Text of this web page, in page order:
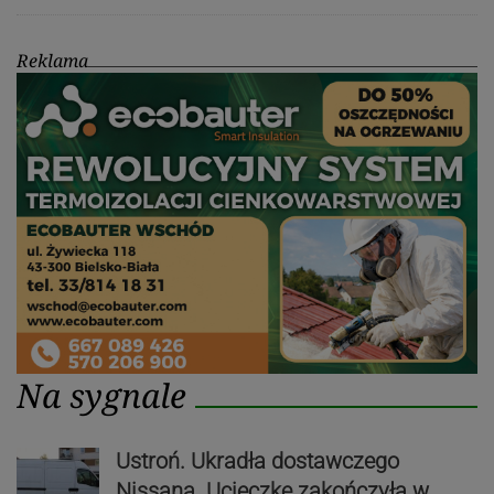
Reklama
Na sygnale
Ustroń. Ukradła dostawczego